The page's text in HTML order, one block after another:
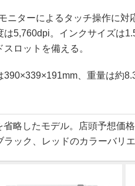
ニターによるタッチ操作に対
は5,760dpi。インクサイズは
ロットを備える。
、重量は約
略したモデル。店頭予想価
ラック、レッドのカラーバリ